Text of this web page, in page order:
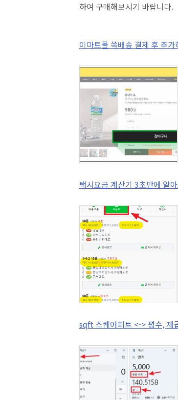
하여 구매해보시기 바랍니다.
이마트몰 쓱배송 결제 후 추
택시요금 계산기 3초만에 알
sqft 스퀘어피트 <-> 평수, 제